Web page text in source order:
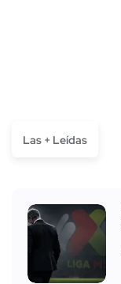
Las + Leídas